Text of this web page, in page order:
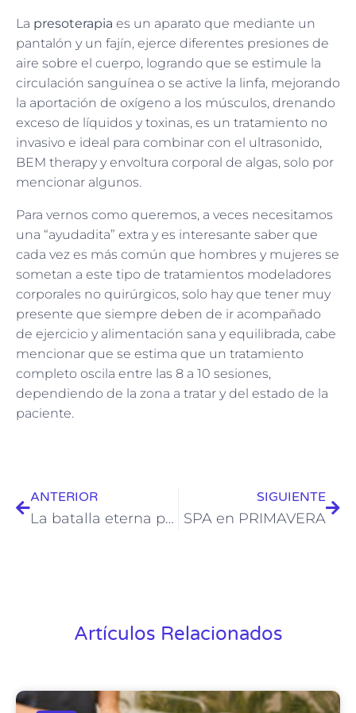
La presoterapia es un aparato que mediante un
pantalón y un fajín, ejerce diferentes presiones de
aire sobre el cuerpo, logrando que se estimule la
circulación sanguínea o se active la linfa, mejorando
la aportación de oxígeno a los músculos, drenando
exceso de líquidos y toxinas, es un tratamiento no
invasivo e ideal para combinar con el ultrasonido,
BEM therapy y envoltura corporal de algas, solo por
mencionar algunos.
Para vernos como queremos, a veces necesitamos
una “ayudadita” extra y es interesante saber que
cada vez es más común que hombres y mujeres se
sometan a este tipo de tratamientos modeladores
corporales no quirúrgicos, solo hay que tener muy
presente que siempre deben de ir acompañado
de ejercicio y alimentación sana y equilibrada, cabe
mencionar que se estima que un tratamiento
completo oscila entre las 8 a 10 sesiones,
dependiendo de la zona a tratar y del estado de la
paciente.
ANTERIOR
La batalla eterna para eliminar puntos negros y espinillas
SIGUIENTE
SPA en PRIMAVERA
Artículos Relacionados